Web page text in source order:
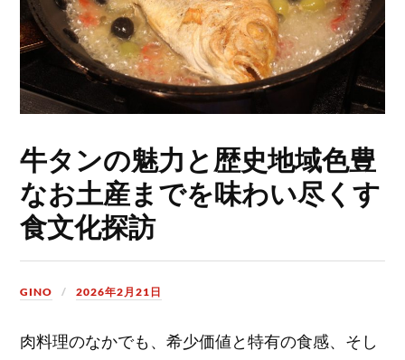
牛タンの魅力と歴史地域色豊
なお土産までを味わい尽くす
食文化探訪
GINO 2026年2月21日
肉料理のなかでも、希少価値と特有の食感、そし